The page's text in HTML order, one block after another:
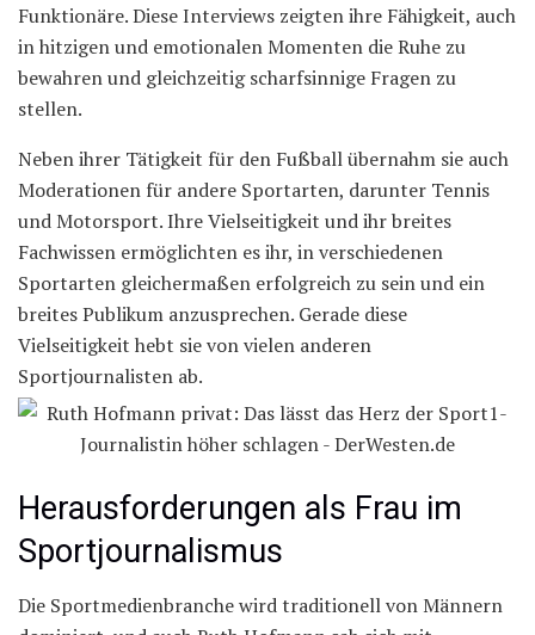
Funktionäre. Diese Interviews zeigten ihre Fähigkeit, auch
in hitzigen und emotionalen Momenten die Ruhe zu
bewahren und gleichzeitig scharfsinnige Fragen zu
stellen.
Neben ihrer Tätigkeit für den Fußball übernahm sie auch
Moderationen für andere Sportarten, darunter Tennis
und Motorsport. Ihre Vielseitigkeit und ihr breites
Fachwissen ermöglichten es ihr, in verschiedenen
Sportarten gleichermaßen erfolgreich zu sein und ein
breites Publikum anzusprechen. Gerade diese
Vielseitigkeit hebt sie von vielen anderen
Sportjournalisten ab.
Herausforderungen als Frau im
Sportjournalismus
Die Sportmedienbranche wird traditionell von Männern